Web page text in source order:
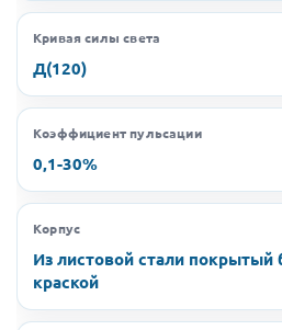
Кривая силы света
Д(120)
Коэффициент пульсации
0,1-30%
Корпус
Из листовой стали
краской